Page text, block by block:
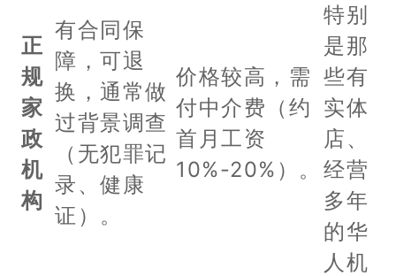
正
规
家
政
机
构
有合同保
障，可退
换，通常做
过背景调查
（无犯罪记
录、健康
证）。
价格较高，需
付中介费（约
首月工资
10%-20%）。
特别
是那
些有
实体
店、
经营
多年
的华
人机